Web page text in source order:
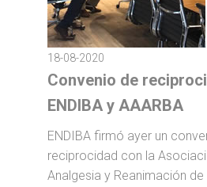
18-08-2020
Convenio de
ENDIBA y AAARBA
ENDIBA firmó ayer un
reciprocidad con la
Analgesia y Reanimación de